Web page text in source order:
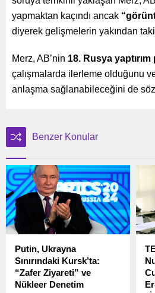
yapmaktan kaçındı ancak
diyerek gelişmelerin yakından
Merz, AB’nin 18. Rusya
çalışmalarda ilerleme olduğunu
anlaşma sağlanabileceğini de
Benzer Konular
Putin, Ukrayna
Sınırındaki Kursk’ta:
“Zafer Ziyareti” ve
Nükleer Denetim